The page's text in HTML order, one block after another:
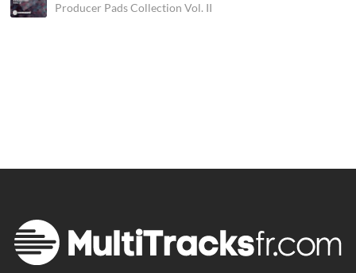
Producer Pads Collection Vol. II